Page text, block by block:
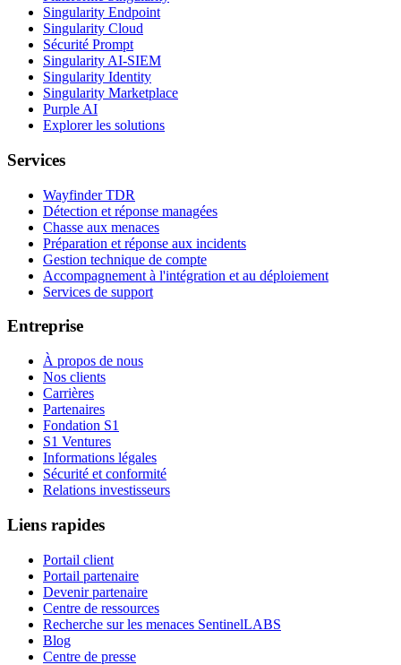
Singularity Endpoint
Singularity Cloud
Sécurité Prompt
Singularity AI-SIEM
Singularity Identity
Singularity Marketplace
Purple AI
Explorer les solutions
Services
Wayfinder TDR
Détection et réponse managées
Chasse aux menaces
Préparation et réponse aux incidents
Gestion technique de compte
Accompagnement à l'intégration et au déploiement
Services de support
Entreprise
À propos de nous
Nos clients
Carrières
Partenaires
Fondation S1
S1 Ventures
Informations légales
Sécurité et conformité
Relations investisseurs
Liens rapides
Portail client
Portail partenaire
Devenir partenaire
Centre de ressources
Recherche sur les menaces SentinelLABS
Blog
Centre de presse